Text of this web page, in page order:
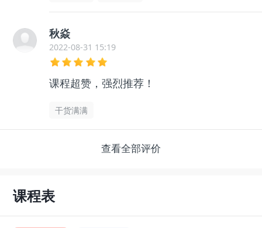
秋焱
2022-08-31 15:19
课程超赞，强烈推荐！
干货满满
查看全部评价
课程表